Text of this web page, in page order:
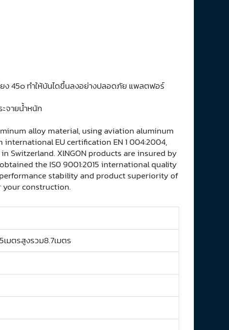
ง 45๐ ทำให้บันไดขึ้นลงอย่างปลอดภัย แพลตฟอร์
จายน้ำหนัก
alloy material, using aviation aluminum
EU certification EN 1 004:2004,
Switzerland. XlNGON products are insured by
the IS0 9001:2015 international quality
stability and product superiority of
your construction.
เมตรสูงรวม8.7เมตร